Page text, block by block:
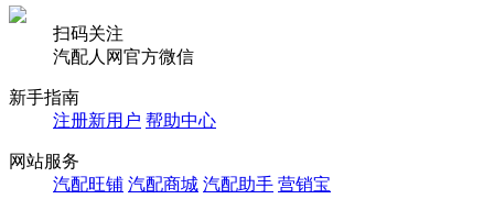
扫码关注
汽配人网官方微信
新手指南
注册新用户 帮助中心
网站服务
汽配旺铺 汽配商城 汽配助手 营销宝